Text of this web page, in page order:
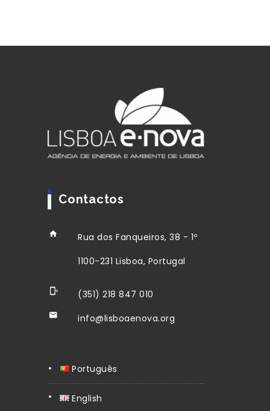
Contactos
Rua dos Fanqueiros, 38 - 1º
1100-231 Lisboa, Portugal
(351) 218 847 010
info@lisboaenova.org
Português
English